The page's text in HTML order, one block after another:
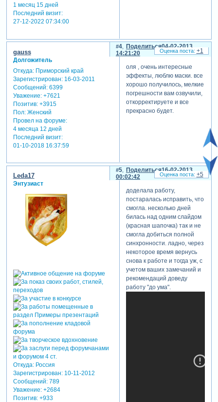
1 месяц 15 дней
Последний визит:
27-12-2022 07:34:00
Поделиться
4
04-02-2013
14:21:20
gauss
Долгожитель
Откуда:Приморский край
Зарегистрирован: 16-03-2011
Сообщений:6399
Уважение: +7621
Позитив: +3915
Пол:Женский
Провел на форуме:
4 месяца 12 дней
Последний визит:
01-10-2018 16:37:59
оля , очень интересные
эффекты, люблю маски. все
хорошо получилось, мелкие
погрешности вам озвучили,
откорректируете и все
прекрасно будет.
+1
Поделиться
5
16-02-2013
00:02:42
Leda17
Энтузиаст
Откуда:Россия
Зарегистрирован: 10-11-2012
Сообщений:789
Уважение: +2684
Позитив: +933
доделала работу,
постаралась исправить, что
смогла. несколько дней
билась над одним слайдом
(красная шапочка) так и не
смогла добиться полной
синхронности. ладно, через
некоторое время вернусь
снова к работе и тогда уж, с
учетом ваших замечаний и
рекомендаций доведу
работу "до ума".
+5